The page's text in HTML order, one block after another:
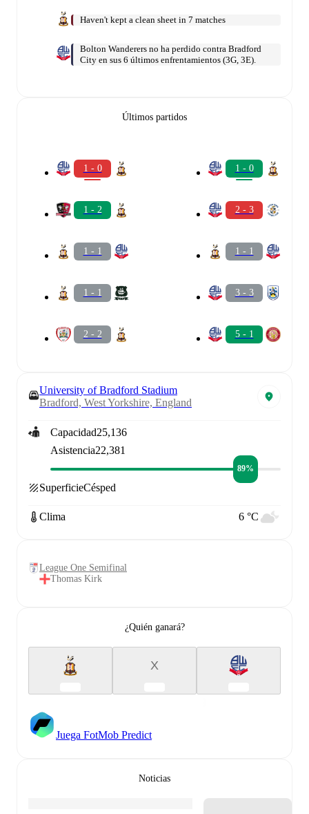
Haven't kept a clean sheet in 7 matches
Bolton Wanderers no ha perdido contra Bradford
City en sus 6 últimos enfrentamientos (3G, 3E).
Últimos partidos
1 - 0
1 - 2
1 - 1
1 - 1
2 - 2
1 - 0
2 - 3
1 - 1
3 - 3
5 - 1
University of Bradford Stadium
Bradford, West Yorkshire, England
Capacidad25,136
Asistencia22,381
89%
SuperficieCésped
Clima 6 °C
League One Semifinal
Thomas Kirk
¿Quién ganará?
X
Juega FotMob Predict
Noticias